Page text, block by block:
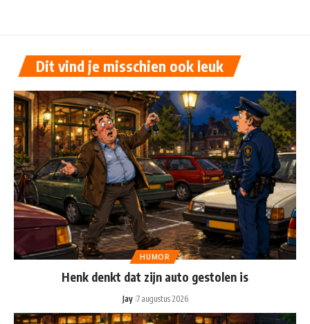
Dit vind je misschien ook leuk
HUMOR
Henk denkt dat zijn auto gestolen is
Jay 7 augustus 2026